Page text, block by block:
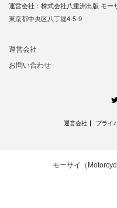
運営会社：株式会社八重洲出版 モー
東京都中央区八丁堀4-5-9
運営会社
お問い合わせ
運営会社 プライ
モーサイ（